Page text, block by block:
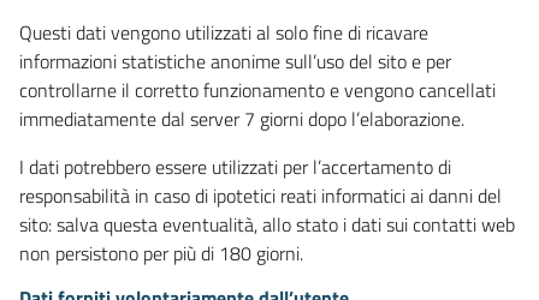
Questi dati vengono utilizzati al solo fine di ricavare
informazioni statistiche anonime sull’uso del sito e per
controllarne il corretto funzionamento e vengono cancellati
immediatamente dal server 7 giorni dopo l’elaborazione.
I dati potrebbero essere utilizzati per l’accertamento di
responsabilità in caso di ipotetici reati informatici ai danni del
sito: salva questa eventualità, allo stato i dati sui contatti web
non persistono per più di 180 giorni.